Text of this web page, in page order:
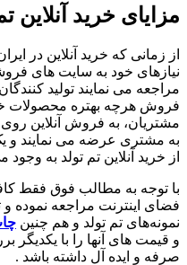
مزایای خرید آنلاین
از زمانی که خرید آنلاین در
نیازهای خود به سایت های
مراجعه می نمایند تولید
فروش هرچه بهتره محصولات
مشتریان، به فروش آنلاین
به مشتری عرضه می نمایند و
از خرید آنلاین تم تولد به وجود
با توجه به مطالب فوق فقط
فضای اینترنت مراجعه نموده و
نمونه‌های تم تولد و هم چنین
و قیمت های آنها را با یکدیگر
صرفه و ایده آل داشته باشد .